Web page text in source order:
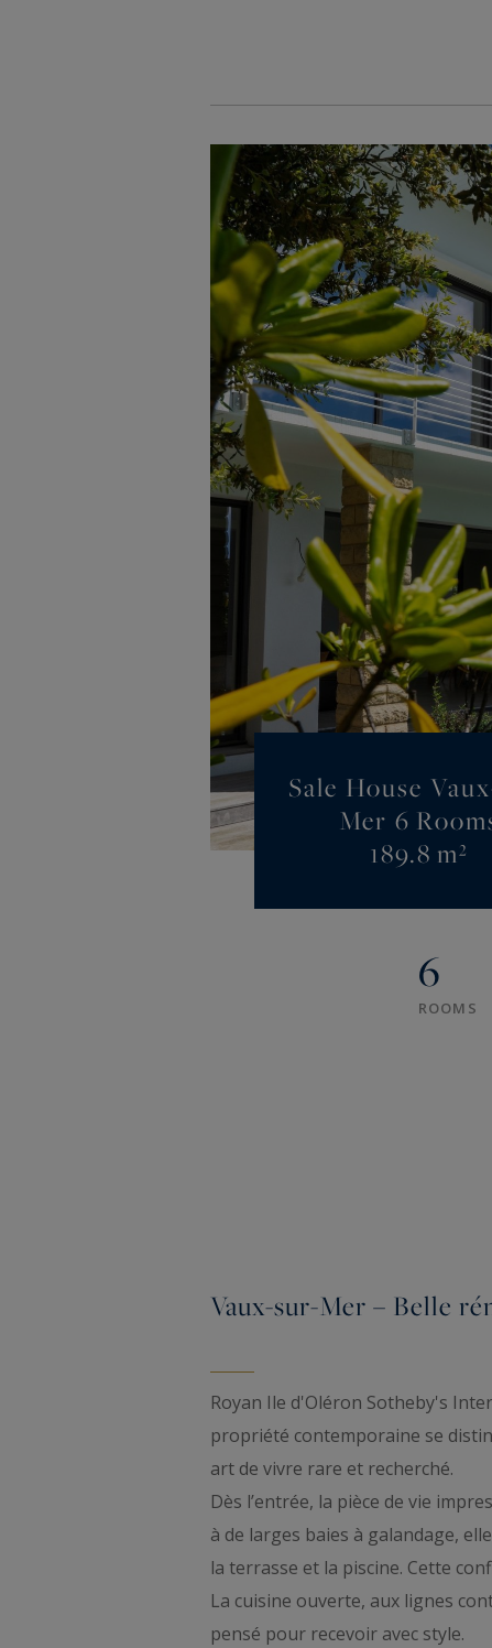
Sale House
Mer 6
189.8 m²
6
ROOMS
Vaux-sur-Mer – Belle
Royan Ile d'Oléron Sotheby's
propriété contemporaine se
art de vivre rare et recherché.
Dès l’entrée, la pièce de vie
à de larges baies à galandage,
la terrasse et la piscine. Cette
La cuisine ouverte, aux lignes
pensé pour recevoir avec style.